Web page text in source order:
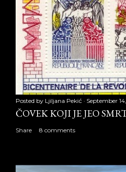
Posted by Ljiljana Pekić September
ČOVEK KOJI JE JEO
Share 8 comments